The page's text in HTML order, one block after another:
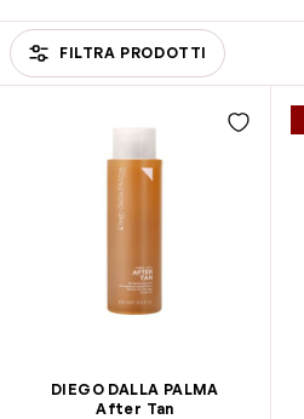
FILTRA PRODOTTI
Passa all'elenco prodotti
DIEGO DALLA PALMA
After Tan